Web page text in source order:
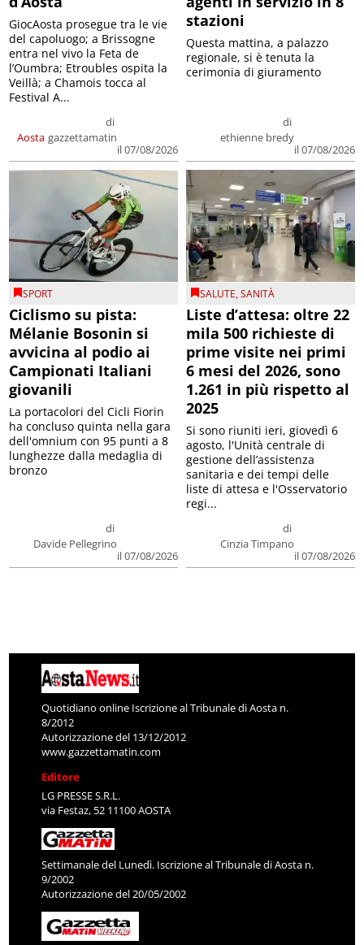
Aosta
di
gazzettamatin
il 07/08/2026
GiocAosta prosegue tra le vie
del capoluogo; a Brissogne
entra nel vivo la Feta de
l’Oumbra; Etroubles ospita la
Veillà; a Chamois tocca al
Festival A...
stazioni
di
ethienne bredy
il 07/08/2026
Questa mattina, a palazzo
regionale, si è tenuta la
cerimonia di giuramento
SPORT
Ciclismo su pista:
Mélanie Bosonin si
avvicina al podio ai
Campionati Italiani
giovanili
di
Davide Pellegrino
il 07/08/2026
La portacolori del Cicli Fiorin
ha concluso quinta nella gara
dell'omnium con 95 punti a 8
lunghezze dalla medaglia di
bronzo
SALUTE,SANITÀ
Liste d’attesa: oltre 22
mila 500 richieste di
prime visite nei primi
6 mesi del 2026, sono
1.261 in più rispetto al
2025
di
Cinzia Timpano
il 07/08/2026
Si sono riuniti ieri, giovedì 6
agosto, l'Unità centrale di
gestione dell’assistenza
sanitaria e dei tempi delle
liste di attesa e l'Osservatorio
regi...
Quotidiano online Iscrizione al Tribunale di Aosta n.
8/2012
Autorizzazione del 13/12/2012
www.gazzettamatin.com
Editore
LG PRESSE S.R.L.
via Festaz, 52 11100 AOSTA
Settimanale del Lunedì. Iscrizione al Tribunale di Aosta n.
9/2002
Autorizzazione del 20/05/2002